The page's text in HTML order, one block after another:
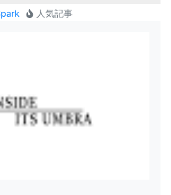
人気記事